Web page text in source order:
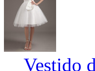
Vestido